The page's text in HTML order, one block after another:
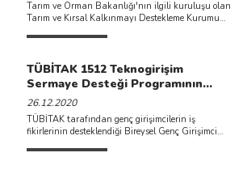
Yayımlamıştır.
Tarım ve Orman Bakanlığı'nın ilgili kuruluşu olan
Tarım ve Kırsal Kalkınmayı Destekleme Kurumu
TÜBİTAK 1512 Teknogirişim
Sermaye Desteği Programının
2020-2 Çağrısı İlan Edilmiştir.
26.12.2020
TÜBİTAK tarafından genç girişimcilerin iş
fikirlerinin desteklendiği Bireysel Genç Girişimci